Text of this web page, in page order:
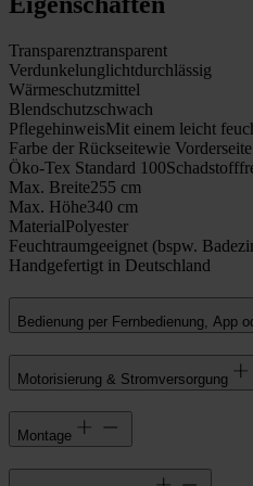
Transparenztransparent
Verdunkelunglichtdurchlässig
Wärmeschutzmittel
Blendschutzschwach
PflegehinweisMit einem leicht
Farbe der Rückseitewie Vorderseite
Öko-Tex Standard 100
Max. Breite255 cm
Max. Höhe340 cm
MaterialPolyester
Feuchtraumgeeignet (bspw.
Handgefertigt in Deutschland
Bedienung per Fernbedienung, App
Motorisierung & Stromversorgung
Montage